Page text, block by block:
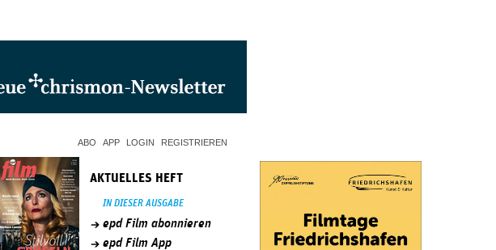
ABO APP LOGIN REGISTRIEREN
AKTUELLES HEFT
IN DIESER AUSGABE
epd Film abonnieren
epd Film App